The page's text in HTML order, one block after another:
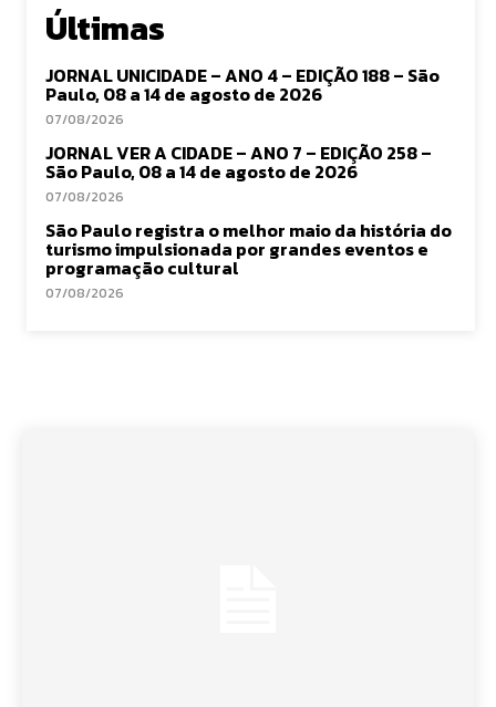
Últimas
JORNAL UNICIDADE – ANO 4 – EDIÇÃO 188 – São
Paulo, 08 a 14 de agosto de 2026
07/08/2026
JORNAL VER A CIDADE – ANO 7 – EDIÇÃO 258 –
São Paulo, 08 a 14 de agosto de 2026
07/08/2026
São Paulo registra o melhor maio da história do
turismo impulsionada por grandes eventos e
programação cultural
07/08/2026